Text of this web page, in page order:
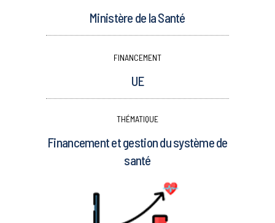
Ministère de la Santé
FINANCEMENT
UE
THÉMATIQUE
Financement et gestion du système de
santé